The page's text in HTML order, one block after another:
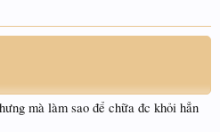
mà làm sao để chữa đc khỏi hẳn